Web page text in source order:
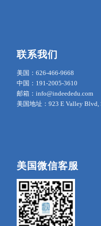
联系我们
美国：626-466-9668
中国：191-2005-3610
邮箱：info@indeededu.com
美国地址：923 E Valley Blvd,
美国微信客服